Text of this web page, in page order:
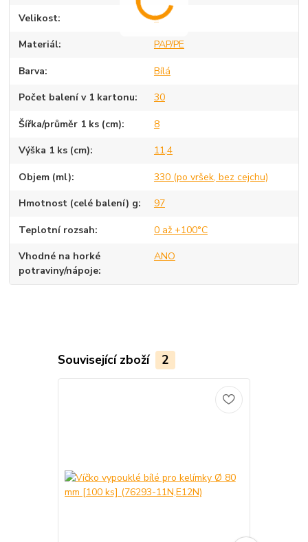
Velikost L
Materiál PAP/PE
Barva Bílá
Počet balení v 1 kartonu 30
Šířka/průměr 1 ks (cm) 8
Výška 1 ks (cm) 11,4
Objem (ml) 330 (po vršek, bez cejchu)
Hmotnost (celé balení) g 97
Teplotní rozsah 0 až +100°C
Vhodné na horké
potraviny/nápoje
ANO
Související zboží 2